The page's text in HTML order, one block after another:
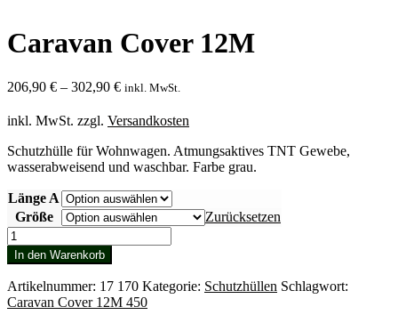
Caravan Cover 12M
206,90 € – 302,90 € inkl. MwSt.
inkl. MwSt. zzgl. Versandkosten
Schutzhülle für Wohnwagen. Atmungsaktives TNT Gewebe,
wasserabweisend und waschbar. Farbe grau.
Länge A
Größe
Zurücksetzen
Caravan
Cover
12M
Menge
In den Warenkorb
Artikelnummer: 17 170 Kategorie: Schutzhüllen Schlagwort:
Caravan Cover 12M 450